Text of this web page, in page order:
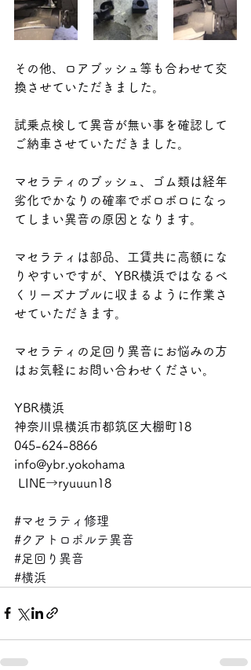
その他、ロアブッシュ等も合わせて交
換させていただきました。
試乗点検して異音が無い事を確認して
ご納車させていただきました。
マセラティのブッシュ、ゴム類は経年
劣化でかなりの確率でボロボロになっ
てしまい異音の原因となります。
マセラティは部品、工賃共に高額にな
りやすいですが、YBR横浜ではなるべ
くリーズナブルに収まるように作業さ
せていただきます。
マセラティの足回り異音にお悩みの方
はお気軽にお問い合わせください。
YBR横浜
神奈川県横浜市都筑区大棚町18
045-624-8866
info@ybr.yokohama
LINE→ryuuun18
#マセラティ修理
#クアトロポルテ異音
#足回り異音
#横浜